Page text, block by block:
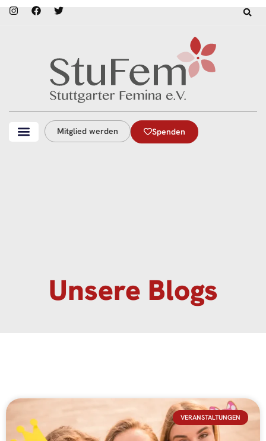
Mitglied werden Spenden
Unsere Blogs
VERANSTALTUNGEN